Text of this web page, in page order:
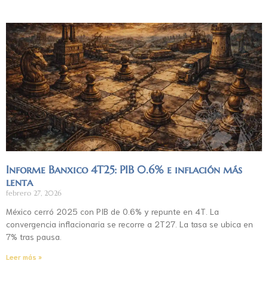
Informe Banxico 4T25: PIB 0.6% e inflación más
lenta
febrero 27, 2026
México cerró 2025 con PIB de 0.6% y repunte en 4T. La
convergencia inflacionaria se recorre a 2T27. La tasa se ubica en
7% tras pausa.
Leer más »